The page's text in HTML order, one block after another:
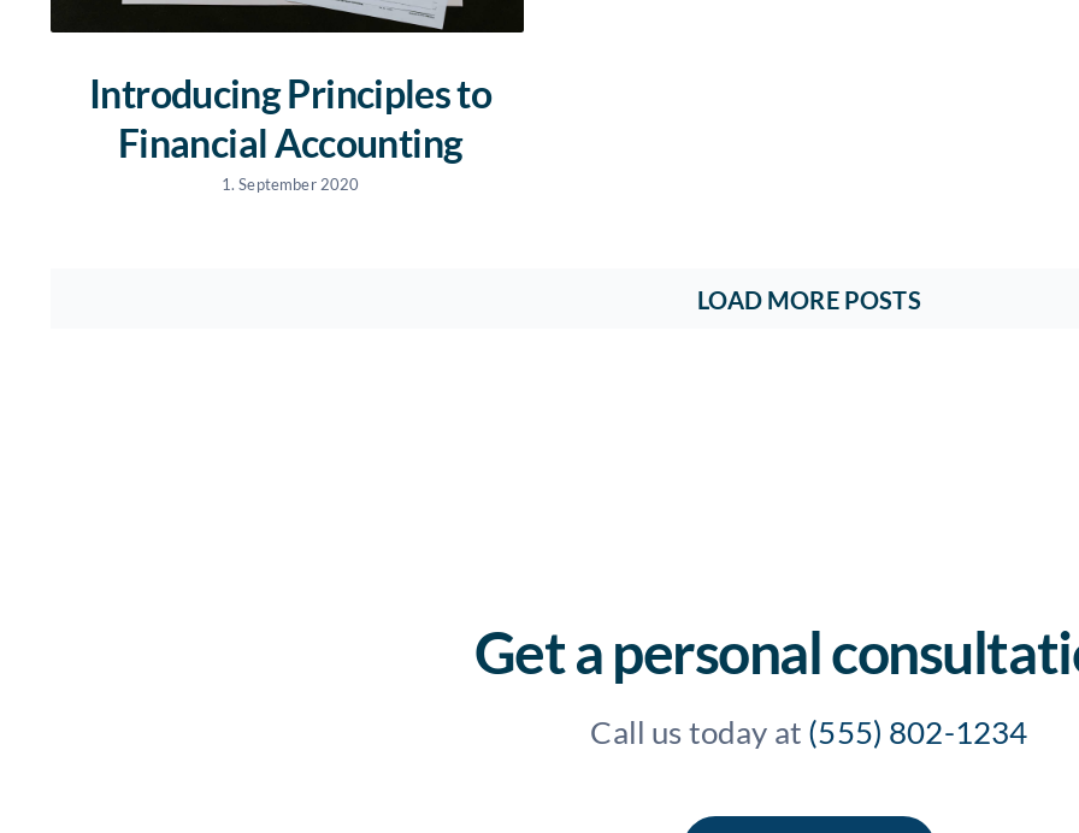
Introducing Principles to
Financial Accounting
1. September 2020
LOAD MORE POSTS
Get a personal
Call us today at (555) 802-1234